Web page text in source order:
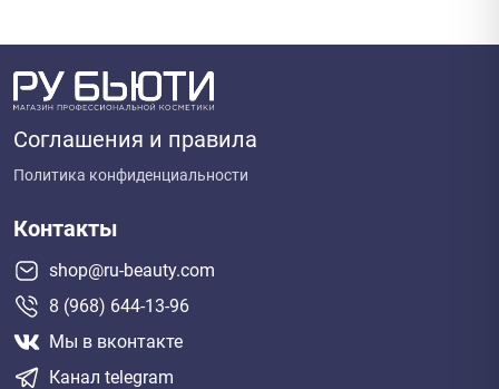
Соглашения и правила
Политика конфиденциальности
Контакты
shop@ru-beauty.com
8 (968) 644-13-96
Мы в вконтакте
Канал telegram